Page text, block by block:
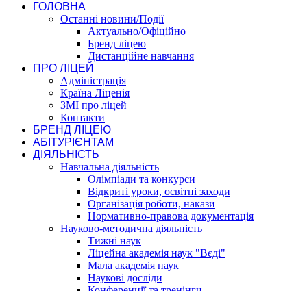
ГОЛОВНА
Останні новини/Події
Актуально/Офіційно
Бренд ліцею
Дистанційне навчання
ПРО ЛІЦЕЙ
Адміністрація
Країна Ліценія
ЗМІ про ліцей
Контакти
БРЕНД ЛІЦЕЮ
АБІТУРІЄНТАМ
ДІЯЛЬНІСТЬ
Навчальна діяльність
Олімпіади та конкурси
Відкриті уроки, освітні заходи
Організація роботи, накази
Нормативно-правова документація
Науково-методична діяльність
Тижні наук
Ліцейна академія наук "Вєді"
Мала академія наук
Наукові досліди